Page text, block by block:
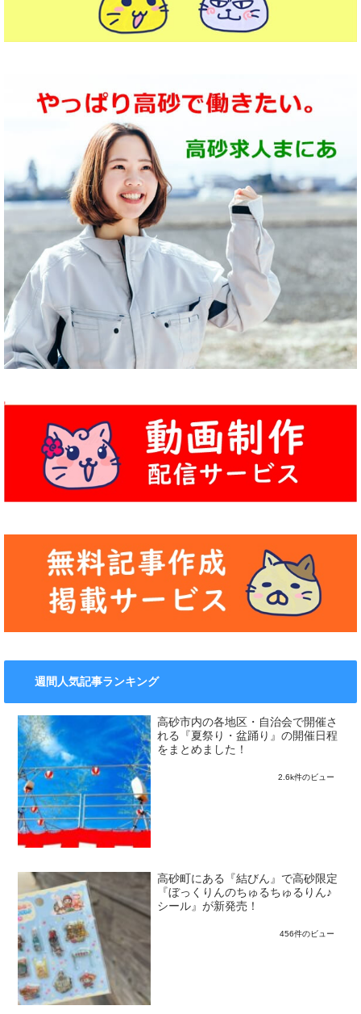
週間人気記事ランキング
高砂市内の各地区・自治会で開催さ
れる『夏祭り・盆踊り』の開催日程
をまとめました！
2.6k件のビュー
高砂町にある『結びん』で高砂限定
『ぼっくりんのちゅるちゅるりん♪
シール』が新発売！
456件のビュー